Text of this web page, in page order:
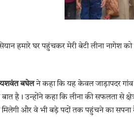
हमारे घर पहुंचकर मेरी बेटी लीना
बघेलने कहा कि यह केवल जाड़ापदर गांव
बात है। उन्होंने कहा कि लीना की सफलता से
मिलेगी और वे भी बड़े पदों तक पहुंचने का सपना